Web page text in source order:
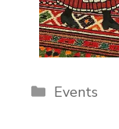
Categories
Events